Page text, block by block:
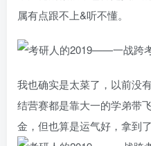
属有点跟不上&听不懂。
我也确实是太菜了，以前没
结营赛都是靠大一的学弟带
金，但也算是运气好，拿到